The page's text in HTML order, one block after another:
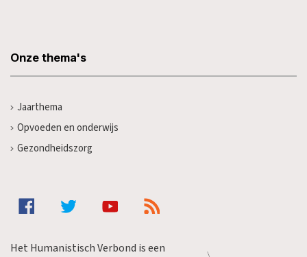
Onze thema's
Jaarthema
Opvoeden en onderwijs
Gezondheidszorg
Het Humanistisch Verbond is een